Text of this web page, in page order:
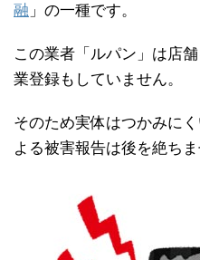
融 」の一種です。
この業者「ルパン」は店
業登録もしていません。
そのため実体はつかみに
よる被害報告は後を絶ちま